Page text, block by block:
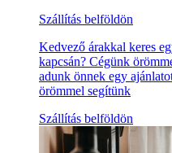
Szállítás belföldön
Kedvező árakkal keres
kapcsán? Cégünk
adunk önnek egy
örömmel segítünk
Szállítás belföldön